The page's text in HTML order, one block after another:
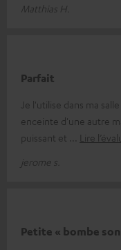
Matthias H.
Parfait
Je l'utilise dans ma
enceinte d'une autre
puissant et
Lire
jerome s.
Petite « bombe